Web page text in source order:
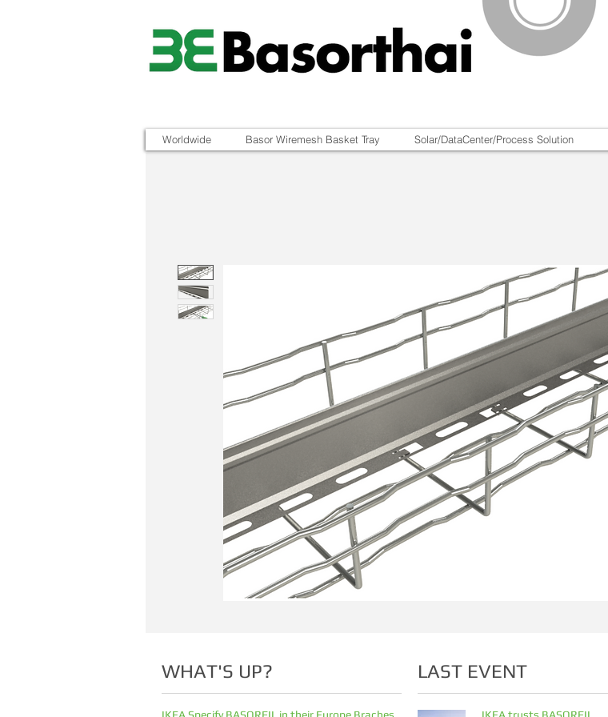
Worldwide Basor Wiremesh Basket Tray Solar/DataCenter/Process Solution
WHAT'S UP? LAST EVENT